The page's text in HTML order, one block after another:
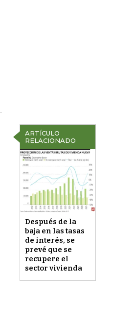
ARTÍCULO
RELACIONADO
Después de la
baja en las tasas
de interés, se
prevé que se
recupere el
sector vivienda